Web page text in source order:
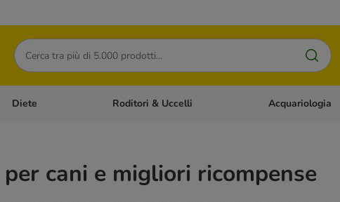
Cerca
Apri Menù Categoria: Cani
Diete Apri Menù Categoria: Diete
Roditori & Uccelli Apri Menù
Acquariologia
cani e migliori ricompense